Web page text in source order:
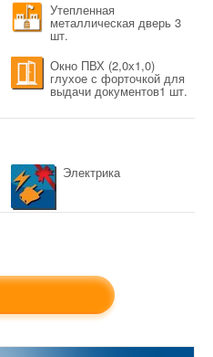
Утепленная
металлическая дверь 3
шт.
Окно ПВХ (2,0х1,0)
глухое с форточкой для
выдачи документов1 шт.
Электрика